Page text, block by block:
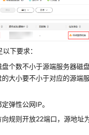
下要求：
个数不小于源端服务器磁
大小要不小于对应的源端
弹性公网IP。
向规则开放22端口，源地址